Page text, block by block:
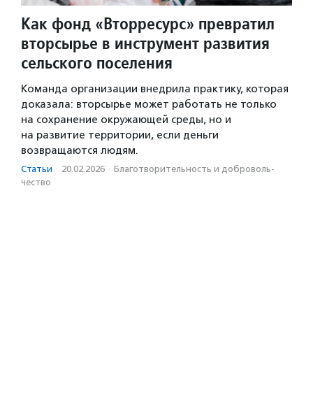
Как фонд «Вторресурс» превратил
вторсырье в инструмент развития
сельского поселения
Команда организации внедрила практику, которая
доказала: вторсырье может работать не только
на сохранение окружающей среды, но и
на развитие территории, если деньги
возвращаются людям.
Статьи · 20.02.2026 · Благотвори­тель­ность и доброволь­
чест­во